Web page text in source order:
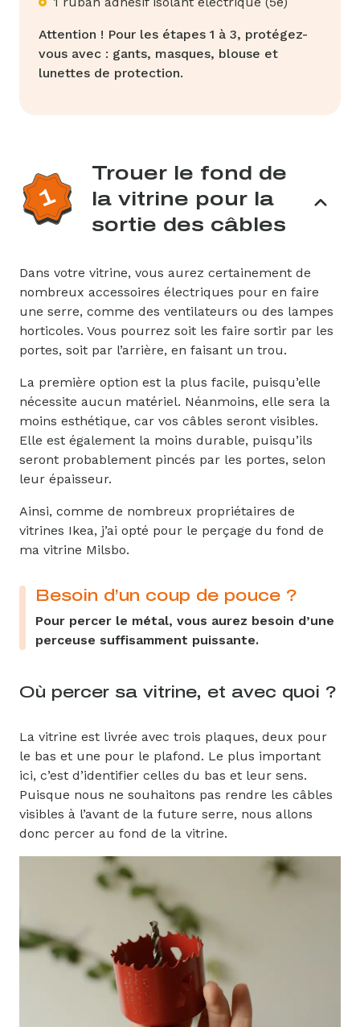
Attention ! Pour les étapes 1 à 3, protégez-
vous avec : gants, masques, blouse et
lunettes de protection.
Trouer le fond de
la vitrine pour la
sortie des câbles
Dans votre vitrine, vous aurez certainement de
nombreux accessoires électriques pour en faire
une serre, comme des ventilateurs ou des lampes
horticoles. Vous pourrez soit les faire sortir par les
portes, soit par l’arrière, en faisant un trou.
La première option est la plus facile, puisqu’elle
nécessite aucun matériel. Néanmoins, elle sera la
moins esthétique, car vos câbles seront visibles.
Elle est également la moins durable, puisqu’ils
seront probablement pincés par les portes, selon
leur épaisseur.
Ainsi, comme de nombreux propriétaires de
vitrines Ikea, j’ai opté pour le perçage du fond de
ma vitrine Milsbo.
Besoin d’un coup de pouce ?
Pour percer le métal, vous aurez besoin d’une
perceuse suffisamment puissante.
Où percer sa vitrine, et avec quoi ?
La vitrine est livrée avec trois plaques, deux pour
le bas et une pour le plafond. Le plus important
ici, c’est d’identifier celles du bas et leur sens.
Puisque nous ne souhaitons pas rendre les câbles
visibles à l’avant de la future serre, nous allons
donc percer au fond de la vitrine.